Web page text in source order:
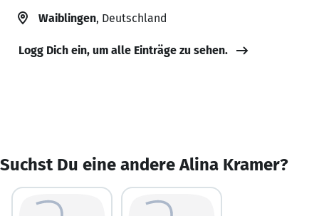
Waiblingen, Deutschland
Logg Dich ein, um alle Einträge zu sehen.
Suchst Du eine andere Alina Kramer?